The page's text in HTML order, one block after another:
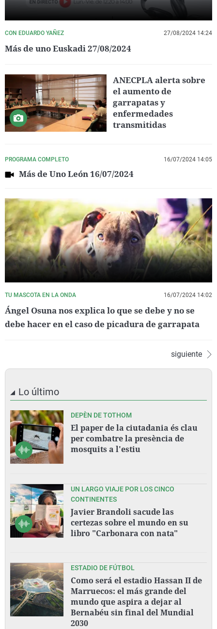
CON EDUARDO YAÑEZ 27/08/2024 14:24
Más de uno Euskadi 27/08/2024
ANECPLA alerta sobre
el aumento de
garrapatas y
enfermedades
transmitidas
PROGRAMA COMPLETO 16/07/2024 14:05
Más de Uno León 16/07/2024
TU MASCOTA EN LA ONDA 16/07/2024 14:02
Ángel Osuna nos explica lo que se debe y no se
debe hacer en el caso de picadura de garrapata
siguiente
Lo último
DEPÈN DE TOTHOM
El paper de la ciutadania és clau
per combatre la presència de
mosquits a l'estiu
UN LARGO VIAJE POR LOS CINCO
CONTINENTES
Javier Brandoli sacude las
certezas sobre el mundo en su
libro "Carbonara con nata"
ESTADIO DE FÚTBOL
Como será el estadio Hassan II de
Marruecos: el más grande del
mundo que aspira a dejar al
Bernabéu sin final del Mundial
2030